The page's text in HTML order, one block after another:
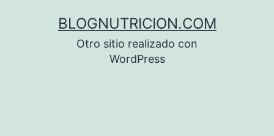
BLOGNUTRICION.COM
Otro sitio realizado con
WordPress